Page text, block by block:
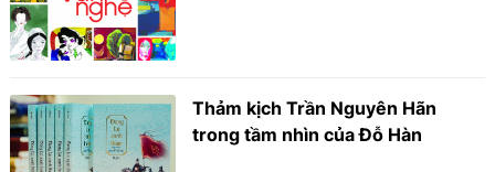
Thảm kịch Trần Nguyên Hãn
trong tầm nhìn của Đỗ Hàn